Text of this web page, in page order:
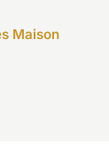
Maison